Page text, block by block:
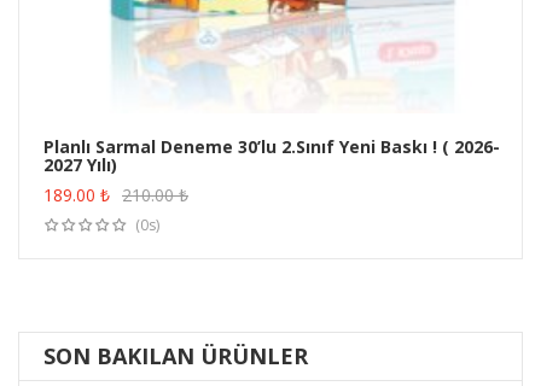
Planlı Sarmal Deneme 30’lu 2.Sınıf Yeni Baskı ! ( 2026-
2027 Yılı)
189.00 ₺ 210.00₺
(0s)
SON BAKILAN ÜRÜNLER